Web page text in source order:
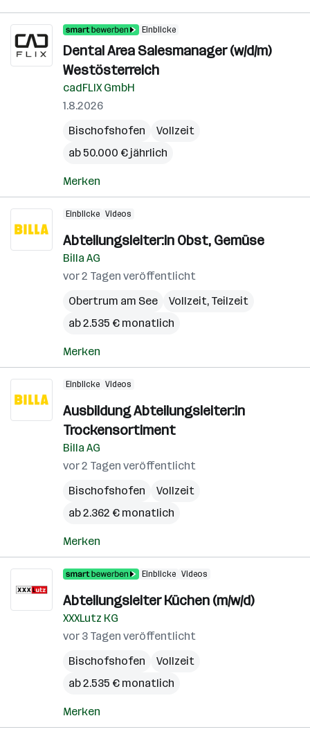
Einblicke
Dental Area Salesmanager (w/d/m)
Westösterreich
cadFLIX GmbH
1.8.2026
Bischofshofen
Vollzeit
ab 50.000 € jährlich
Merken
Einblicke Videos
Abteilungsleiter:in Obst, Gemüse
Billa AG
vor 2 Tagen veröffentlicht
Obertrum am See
Vollzeit, Teilzeit
ab 2.535 € monatlich
Merken
Einblicke Videos
Ausbildung Abteilungsleiter:in
Trockensortiment
Billa AG
vor 2 Tagen veröffentlicht
Bischofshofen
Vollzeit
ab 2.362 € monatlich
Merken
Einblicke Videos
Abteilungsleiter Küchen (m/w/d)
XXXLutz KG
vor 3 Tagen veröffentlicht
Bischofshofen
Vollzeit
ab 2.535 € monatlich
Merken